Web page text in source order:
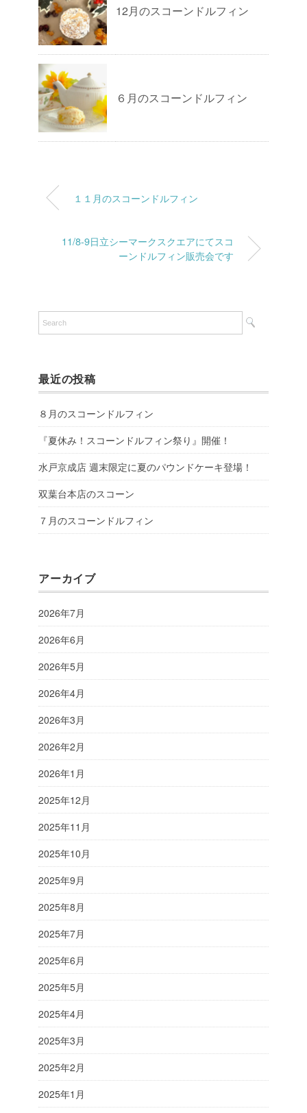
12月のスコーンドルフィン
６月のスコーンドルフィン
１１月のスコーンドルフィン
11/8-9日立シーマークスクエアにてスコ
ーンドルフィン販売会です
最近の投稿
８月のスコーンドルフィン
『夏休み！スコーンドルフィン祭り』開催！
水戸京成店 週末限定に夏のパウンドケーキ登場！
双葉台本店のスコーン
７月のスコーンドルフィン
アーカイブ
2026年7月
2026年6月
2026年5月
2026年4月
2026年3月
2026年2月
2026年1月
2025年12月
2025年11月
2025年10月
2025年9月
2025年8月
2025年7月
2025年6月
2025年5月
2025年4月
2025年3月
2025年2月
2025年1月